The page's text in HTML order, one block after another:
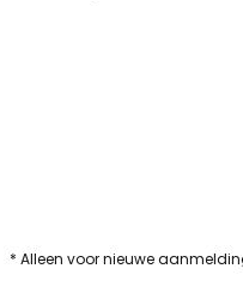
* Alleen voor nieuwe